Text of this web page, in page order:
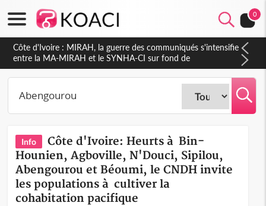
0
Côte d'Ivoire : MIRAH, la guerre des communiqués s'intensifie
entre la MA-MIRAH et le SYNHA-CI sur fond de
gouvernance et le projet de précompte sur les salaires des
agents
Info
Côte d'Ivoire: Heurts à Bin-
Hounien, Agboville, N'Douci, Sipilou,
Abengourou et Béoumi, le CNDH invite
les populations à cultiver la
cohabitation pacifique